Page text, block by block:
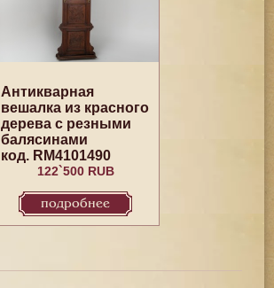
Антикварная
вешалка из красного
дерева с резными
балясинами
код. RM4101490
122`500 RUB
подробнее